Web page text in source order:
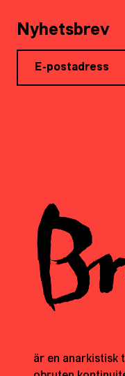
Nyhetsbrev
är en anarkistisk